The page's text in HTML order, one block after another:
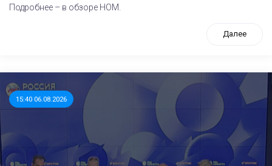
Подробнее – в обзоре НОМ.
Далее
15:40 06.08.2026